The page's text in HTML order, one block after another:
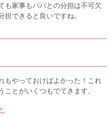
も家事もパパとの分担は不可欠
できると良いですね。
もやっておけばよかった！これ
とがいくつもでてきます。